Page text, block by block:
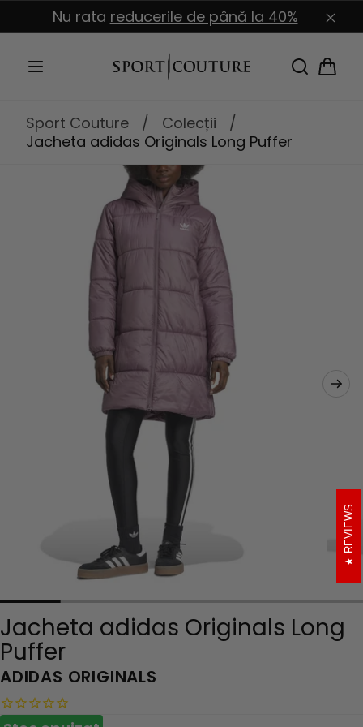
Sari la
conținutNu rata reducerile de până la 40%
Sport Couture / Colecții
/
Jacheta adidas Originals Long Puffer
Jacheta adidas Originals Long
Puffer
ADIDAS ORIGINALS
REVIEWS